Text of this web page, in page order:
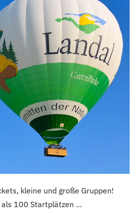
kleine und große Gruppen!
100 Startplätzen ...